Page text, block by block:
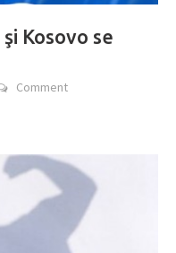
Kosovo se
Comment